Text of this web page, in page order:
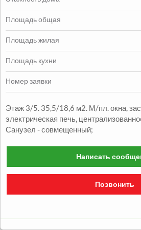
Продажа:
1330000грн.
Продажа Квартиры
2комн. 48м
Площадь общая
Площадь жилая
Площадь кухни
Номер заявки
Этаж 3/5. 35,5/18,6 м2. М/пл. окна,
электрическая печь,
Санузел - совмещенный;
Написать
Позвонить